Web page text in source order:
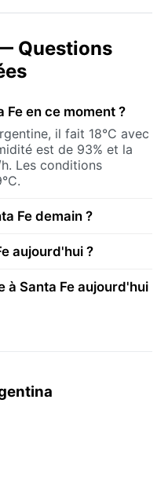
Questions
Fe en ce moment ?
il fait 18°C avec
est de 93% et la
Les conditions
Fe demain ?
aujourd'hui ?
à Santa Fe aujourd'hui